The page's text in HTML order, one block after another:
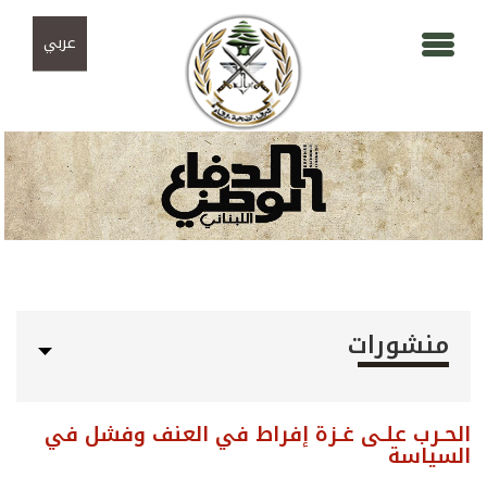
عربي
منشورات
الحـرب علـى غـزة إفراط في العنف وفشل في
السياسة